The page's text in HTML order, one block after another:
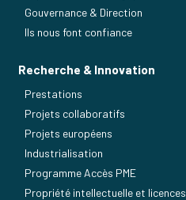
Gouvernance & Direction
Ils nous font confiance
Recherche & Innovation
Prestations
Projets collaboratifs
Projets européens
Industrialisation
Programme Accès PME
Propriété intellectuelle et licences